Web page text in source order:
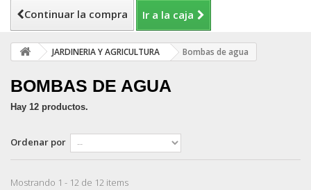
Continuar la compra Ir a la caja
JARDINERIA Y AGRICULTURA Bombas de agua
BOMBAS DE AGUA
Hay 12 productos.
Ordenar por
Mostrando 1 - 12 de 12 items